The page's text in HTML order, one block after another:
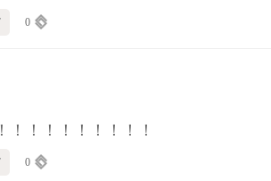
0
！！！！！！！！！
0